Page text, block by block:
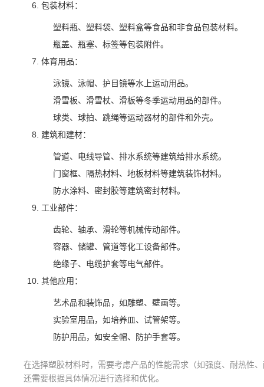
包装材料：
塑料瓶、塑料袋、塑料盒等食品和非食品包装材料。
瓶盖、瓶塞、标签等包装附件。
体育用品：
泳镜、泳帽、护目镜等水上运动用品。
滑雪板、滑雪杖、滑板等冬季运动用品的部件。
球类、球拍、跳绳等运动器材的部件和外壳。
建筑和建材：
管道、电线导管、排水系统等建筑给排水系统。
门窗框、隔热材料、地板材料等建筑装饰材料。
防水涂料、密封胶等建筑密封材料。
工业部件：
齿轮、轴承、滑轮等机械传动部件。
容器、储罐、管道等化工设备部件。
绝缘子、电缆护套等电气部件。
其他应用：
艺术品和装饰品，如雕塑、壁画等。
实验室用品，如培养皿、试管架等。
防护用品，如安全帽、防护手套等。
在选择塑胶材料时，需要考虑产品的性能需求（如强度、耐热性
还需要根据具体情况进行选择和优化。